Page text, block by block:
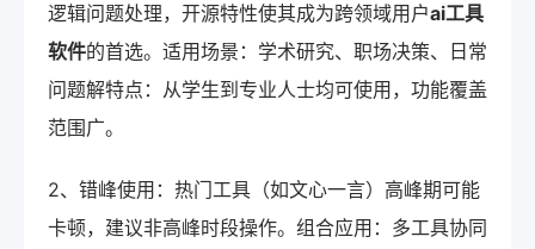
逻辑问题处理，开源特性使其成为跨领域用户ai工具
软件的首选。适用场景：学术研究、职场决策、日常
问题解特点：从学生到专业人士均可使用，功能覆盖
范围广。
2、错峰使用：热门工具（如文心一言）高峰期可能
卡顿，建议非高峰时段操作。组合应用：多工具协同